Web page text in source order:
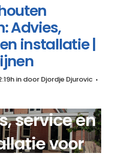
Advies,
installatie |
in door Djordje Djurovic
service en
voor